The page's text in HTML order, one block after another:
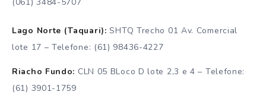
Lago Norte (Taquari):SHTQ Trecho 01 Av. Comercial
lote 17 – Telefone: (61) 98436-4227
Riacho Fundo: CLN 05 BLoco D lote 2,3 e 4 – Telefone:
(61) 3901-1759